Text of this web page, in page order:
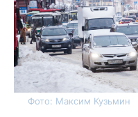
Фото: Максим Кузьмин